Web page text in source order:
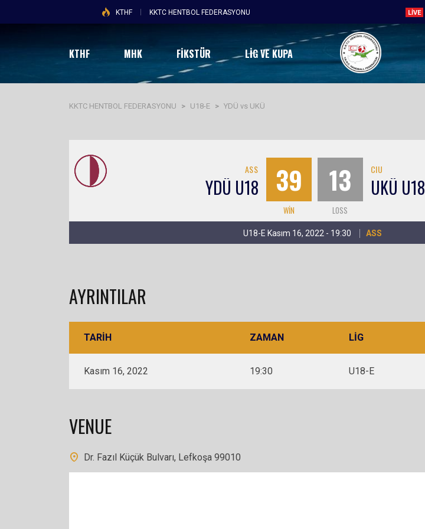
KTHF KKTC HENTBOL FEDERASYONU LIVE
KTHF MHK FİKSTÜR LIG VE KUPA
KKTC HENTBOL FEDERASYONU > U18-E > YDÜ vs UKÜ
ASS
YDÜ U18 39
WIN
13
LOSS
CIU
UKÜ U18
U18-E Kasım 16, 2022 - 19:30 ASS
AYRINTILAR
TARIH ZAMAN LIG
Kasım 16, 2022 19:30 U18-E
VENUE
Dr. Fazıl Küçük Bulvarı, Lefkoşa 99010